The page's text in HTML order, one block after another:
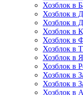
Хозблок в
Хозблок в
Хозблок в
Хозблок в
Хозблок в
Хозблок в
Хозблок в
Хозблок в
Хозблок в
Хозблок в
Хозблок в